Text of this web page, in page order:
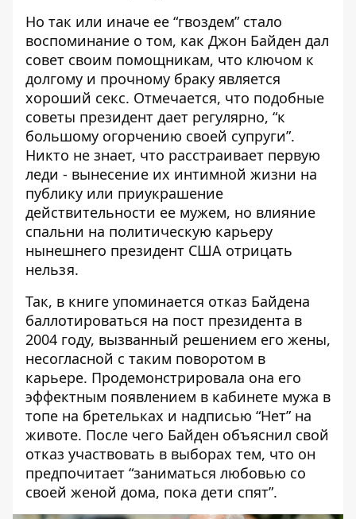
Но так или иначе ее “гвоздем” стало
воспоминание о том, как Джон Байден дал
совет своим помощникам, что ключом к
долгому и прочному браку является
хороший секс. Отмечается, что подобные
советы президент дает регулярно, “к
большому огорчению своей супруги”.
Никто не знает, что расстраивает первую
леди - вынесение их интимной жизни на
публику или приукрашение
действительности ее мужем, но влияние
спальни на политическую карьеру
нынешнего президент США отрицать
нельзя.
Так, в книге упоминается отказ Байдена
баллотироваться на пост президента в
2004 году, вызванный решением его жены,
несогласной с таким поворотом в
карьере. Продемонстрировала она его
эффектным появлением в кабинете мужа в
топе на бретельках и надписью “Нет” на
животе. После чего Байден объяснил свой
отказ участвовать в выборах тем, что он
предпочитает “заниматься любовью со
своей женой дома, пока дети спят”.